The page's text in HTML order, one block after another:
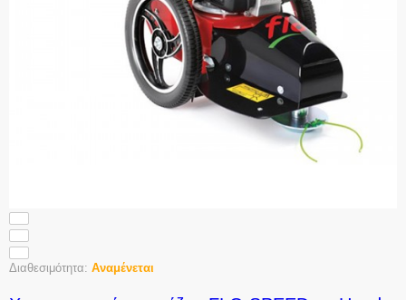
Διαθεσιμότητα: Αναμένεται